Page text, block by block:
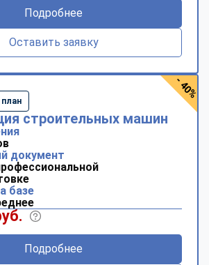
Подробнее
Оставить заявку
строительных машин
документ
базе
Подробнее
- 40%